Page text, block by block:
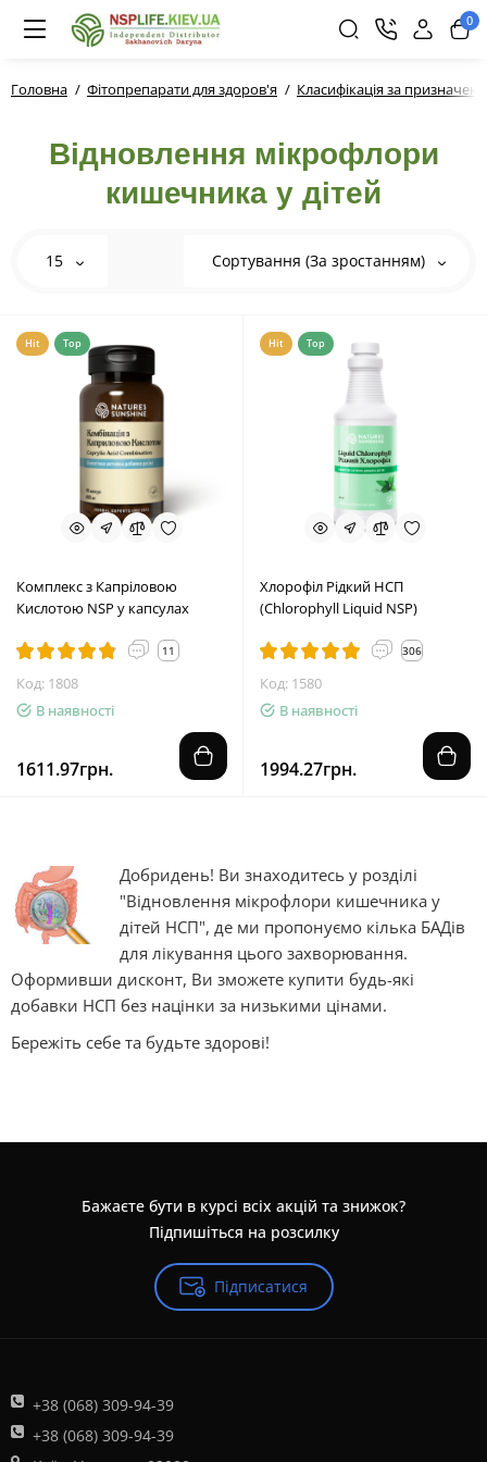
0
Головна Фітопрепарати для здоров'я Класифікація за
Відновлення мікрофлори
кишечника у дітей
15 Сортування (За зростанням)
Hit Top
Комплекс з Капріловою
Кислотою NSP у капсулах
11
Код: 1808
В наявності
1611.97грн.
Hit Top
Хлорофіл Рідкий НСП
(Chlorophyll Liquid NSP)
306
Код: 1580
В наявності
1994.27грн.
Добридень! Ви знаходитесь у розділі
"Відновлення мікрофлори кишечника у
дітей НСП", де ми пропонуємо кілька БАДів
для лікування цього захворювання.
Оформивши дисконт, Ви зможете купити будь-які
добавки НСП без націнки за низькими цінами.
Бережіть себе та будьте здорові!
Бажаєте бути в курсі всіх акцій та знижок?
Підпишіться на розсилку
Підписатися
+38 (068) 309-94-39
+38 (068) 309-94-39